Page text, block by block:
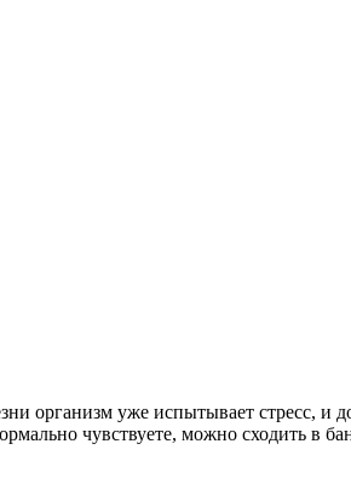
организм уже испытывает стресс, и
чувствуете, можно сходить в